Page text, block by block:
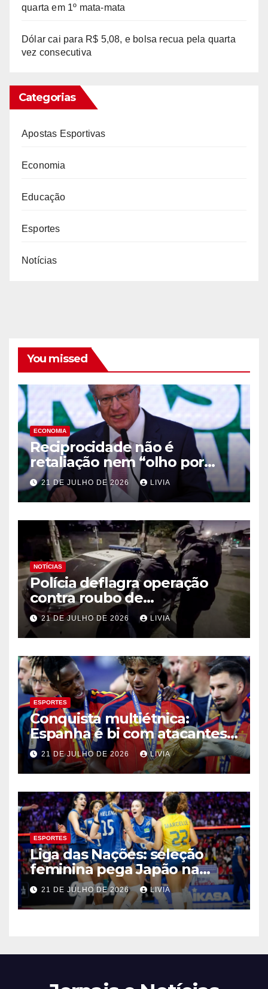
quarta em 1º mata-mata
Dólar cai para R$ 5,08, e bolsa recua pela quarta
vez consecutiva
Categorias
Apostas Esportivas
Economia
Educação
Esportes
Notícias
You missed
ECONOMIA
Reciprocidade não é
retaliação nem “olho por
olho”, diz Alckmin
21 DE JULHO DE 2026 LIVIA
NOTÍCIAS
Polícia deflagra operação
contra roubo de
medicamentos oncológicos
21 DE JULHO DE 2026 LIVIA
ESPORTES
Conquista multiétnica:
Espanha é bi com atacantes
filhos de imigrantes
21 DE JULHO DE 2026 LIVIA
ESPORTES
Liga das Nações: seleção
feminina pega Japão na
quarta em 1º mata-mata
21 DE JULHO DE 2026 LIVIA